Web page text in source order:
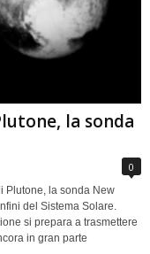
la sonda
0
Plutone, la sonda New
del Sistema Solare.
si prepara a trasmettere
in gran parte